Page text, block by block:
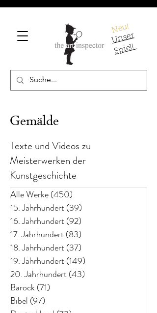
Neu!
U
ns
er
S
pi
el!
Gemälde
Texte und Videos zu
Meisterwerken der
Kunstgeschichte
Alle Werke(450)
15. Jahrhundert(39)
16. Jahrhundert(92)
17. Jahrhundert(83)
18. Jahrhundert(37)
19. Jahrhundert(149)
20. Jahrhundert(43)
Barock(71)
Bibel (97)